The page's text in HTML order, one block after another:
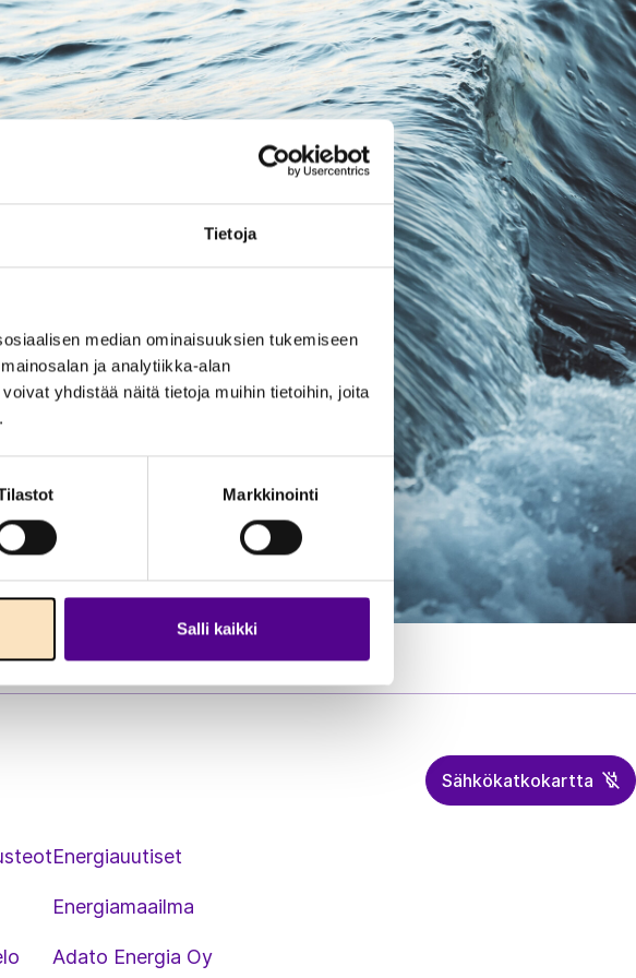
Tietoja
median ominaisuuksien tukemiseen
ja analytiikka-alan
yhdistää näitä tietoja muihin tietoihin, joita
Markkinointi
Salli kaikki
Sähkökatkokartta
Energiauutiset
Energiamaailma
Adato Energia Oy